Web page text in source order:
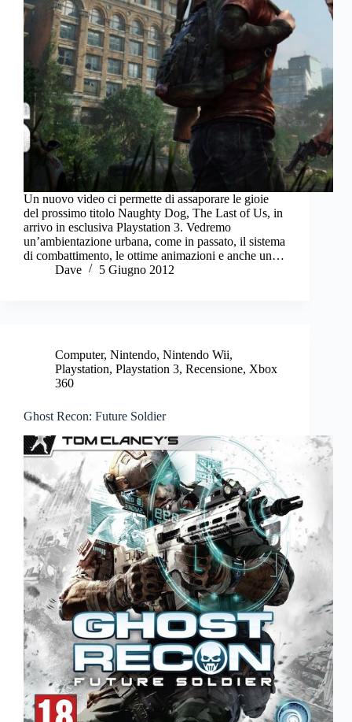
Un nuovo video ci permette di assaporare le gioie
del prossimo titolo Naughty Dog, The Last of Us, in
arrivo in esclusiva Playstation 3. Vedremo
un’ambientazione urbana, come in passato, il sistema
di combattimento, le ottime animazioni e anche un…
Dave
5 Giugno 2012
Computer, Nintendo, Nintendo Wii,
Playstation, Playstation 3, Recensione, Xbox
360
Ghost Recon: Future Soldier